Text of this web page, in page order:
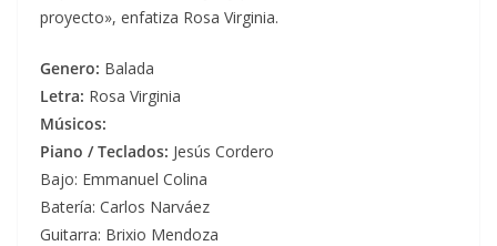
proyecto», enfatiza Rosa Virginia.
Genero: Balada
Letra: Rosa Virginia
Músicos:
Piano / Teclados: Jesús Cordero
Bajo: Emmanuel Colina
Batería: Carlos Narváez
Guitarra: Brixio Mendoza